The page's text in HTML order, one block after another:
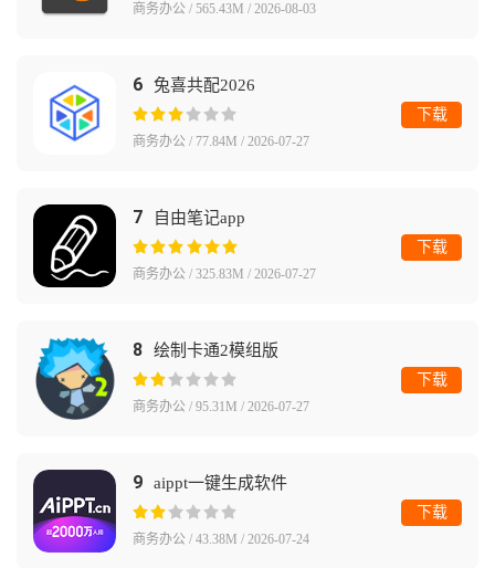
商务办公 / 565.43M / 2026-08-03
6 兔喜共配2026
商务办公 / 77.84M / 2026-07-27
下载
7 自由笔记app
商务办公 / 325.83M / 2026-07-27
下载
8 绘制卡通2模组版
商务办公 / 95.31M / 2026-07-27
下载
9 aippt一键生成软件
商务办公 / 43.38M / 2026-07-24
下载